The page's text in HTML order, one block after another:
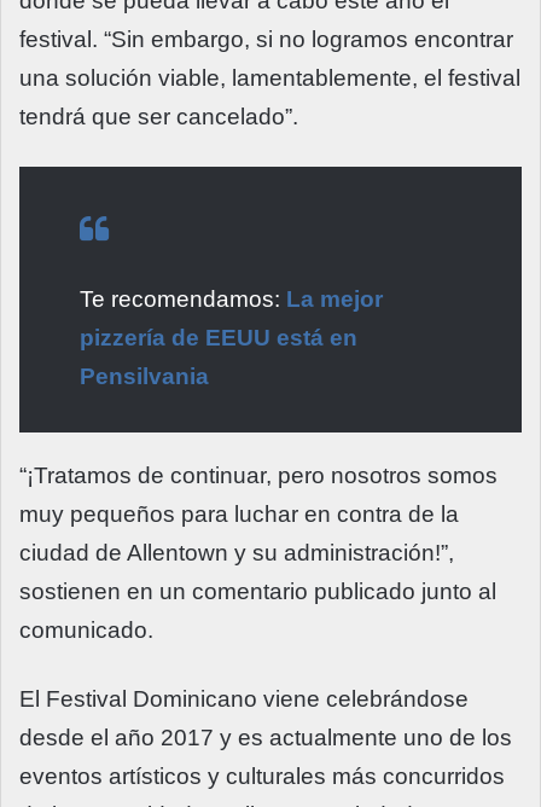
festival. “Sin embargo, si no logramos encontrar
una solución viable, lamentablemente, el festival
tendrá que ser cancelado”.
Te recomendamos: La mejor
pizzería de EEUU está en
Pensilvania
“¡Tratamos de continuar, pero nosotros somos
muy pequeños para luchar en contra de la
ciudad de Allentown y su administración!”,
sostienen en un comentario publicado junto al
comunicado.
El Festival Dominicano viene celebrándose
desde el año 2017 y es actualmente uno de los
eventos artísticos y culturales más concurridos